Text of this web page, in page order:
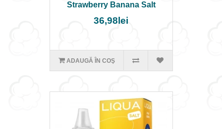
Strawberry Banana Salt
36,98lei
ADAUGĂ ÎN COŞ